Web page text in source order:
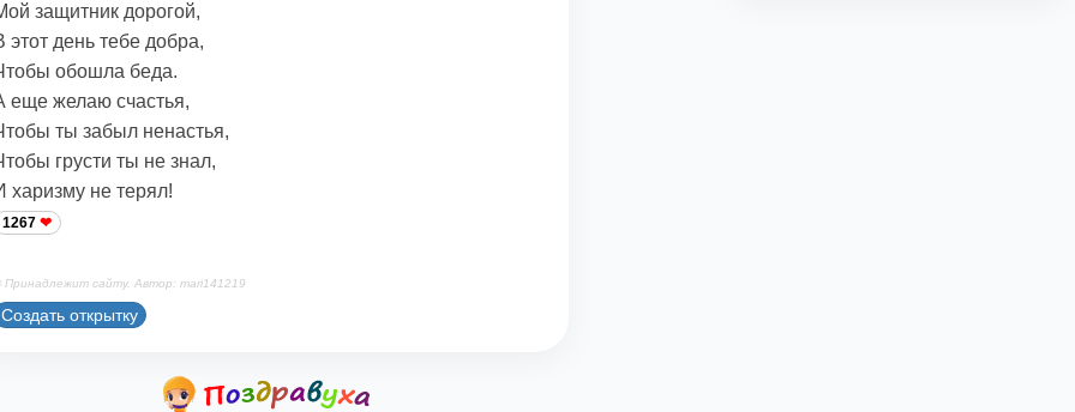
защитник дорогой,
этот день тебе добра,
обошла беда.
еще желаю счастья,
ты забыл ненастья,
грусти ты не знал,
харизму не терял!
1267
Принадлежит сайту. Автор: mari141219
Создать открытку